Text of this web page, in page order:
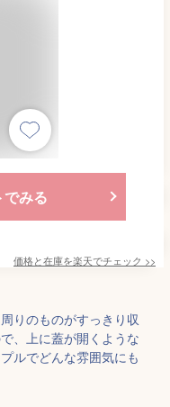
でみる
価格と在庫を楽天でチェック >>
りのものがすっきり収
、上に蓋が開くような
ルでどんな雰囲気にも